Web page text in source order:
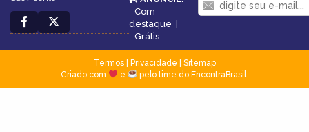
Com
destaque |
Grátis
Termos| Privacidade
Sitemap
Criado com
e pelo time do EncontraBrasil